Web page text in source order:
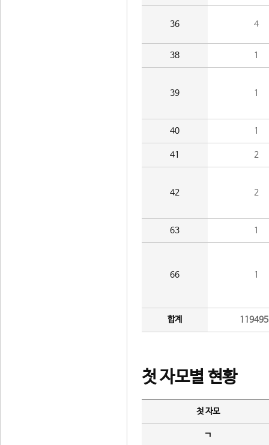
36 4
38 1
39 1
40 1
41 2
42 2
63 1
66 1
합계
첫 자모별 현황
첫 자모
ㄱ